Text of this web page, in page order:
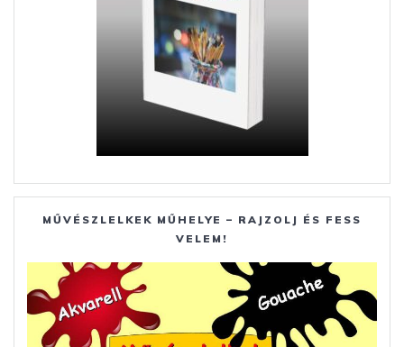
MŰVÉSZLELKEK MŰHELYE – RAJZOLJ ÉS FESS
VELEM!